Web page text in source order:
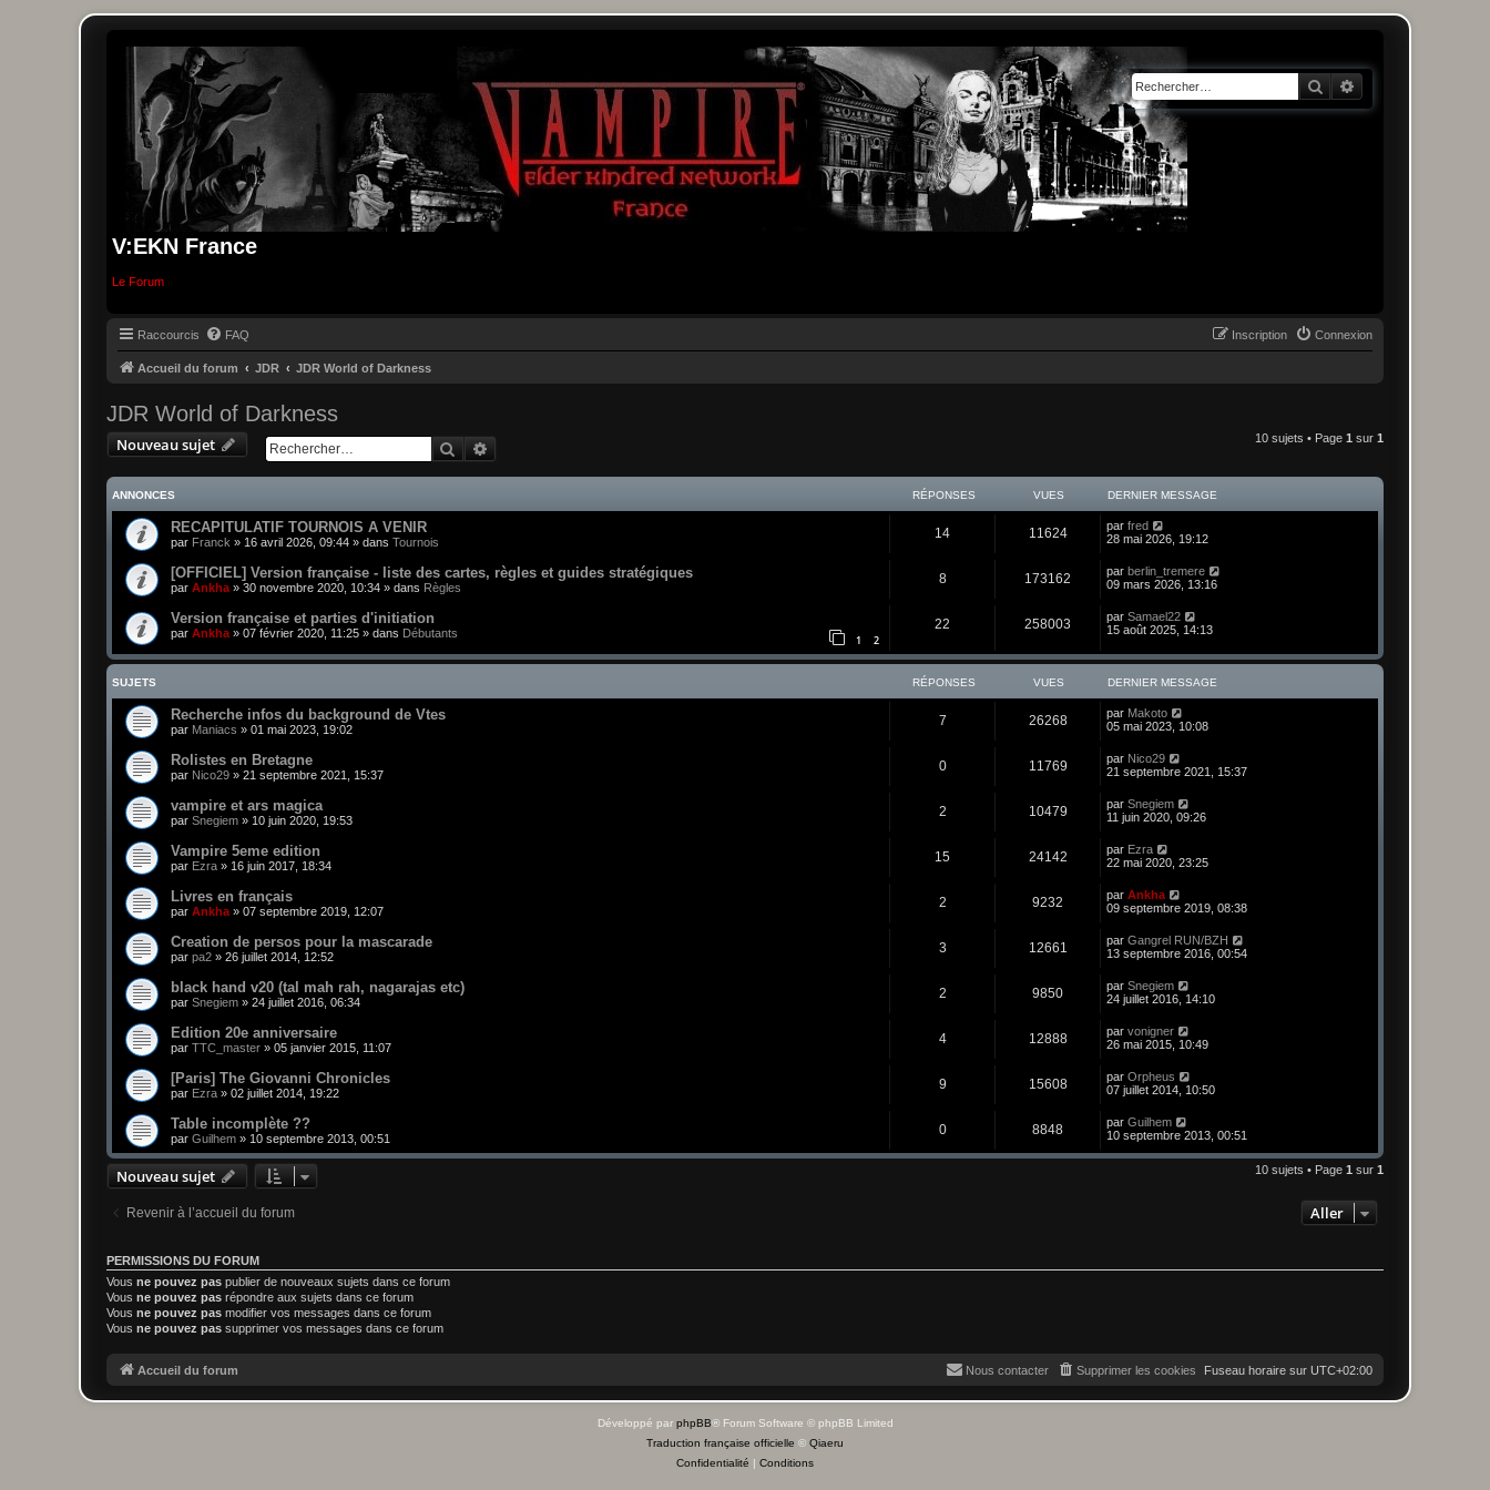
V:EKN France
Le Forum
Rechercher
Raccourcis FAQ Connexion
Inscription
Accueil du forum JDR JDR World of Darkness
JDR World of Darkness
Nouveau sujet Rechercher
10 sujets • Page 1 sur 1
ANNONCES RÉPONSES VUES DERNIER MESSAGE
RECAPITULATIF TOURNOIS A VENIR
par Franck » 16 avril 2026, 09:44 » dans Tournois
14 11624 par fred
28 mai 2026, 19:12
[OFFICIEL] Version française - liste des cartes, règles et guides stratégiques
par Ankha » 30 novembre 2020, 10:34 » dans Règles
8 173162 par berlin_tremere
09 mars 2026, 13:16
Version française et parties d'initiation
par Ankha » 07 février 2020, 11:25 » dans Débutants 1 2
22 258003 par Samael22
15 août 2025, 14:13
SUJETS RÉPONSES VUES DERNIER MESSAGE
Recherche infos du background de Vtes
par Maniacs » 01 mai 2023, 19:02
7 26268 par Makoto
05 mai 2023, 10:08
Rolistes en Bretagne
par Nico29 » 21 septembre 2021, 15:37
0 11769 par Nico29
21 septembre 2021, 15:37
vampire et ars magica
par Snegiem » 10 juin 2020, 19:53
2 10479 par Snegiem
11 juin 2020, 09:26
Vampire 5eme edition
par Ezra » 16 juin 2017, 18:34
15 24142 par Ezra
22 mai 2020, 23:25
Livres en français
par Ankha » 07 septembre 2019, 12:07
2 9232 par Ankha
09 septembre 2019, 08:38
Creation de persos pour la mascarade
par pa2 » 26 juillet 2014, 12:52
3 12661 par Gangrel RUN/BZH
13 septembre 2016, 00:54
black hand v20 (tal mah rah, nagarajas etc)
par Snegiem » 24 juillet 2016, 06:34
2 9850 par Snegiem
24 juillet 2016, 14:10
Edition 20e anniversaire
par TTC_master » 05 janvier 2015, 11:07
4 12888 par vonigner
26 mai 2015, 10:49
[Paris] The Giovanni Chronicles
par Ezra » 02 juillet 2014, 19:22
9 15608 par Orpheus
07 juillet 2014, 10:50
Table incomplète ??
par Guilhem » 10 septembre 2013, 00:51
0 8848 par Guilhem
10 septembre 2013, 00:51
Nouveau sujet 10 sujets • Page 1 sur 1
Revenir à l’accueil du forum Aller
PERMISSIONS DU FORUM
Vous ne pouvez pas publier de nouveaux sujets dans ce forum
Vous ne pouvez pas répondre aux sujets dans ce forum
Vous ne pouvez pas modifier vos messages dans ce forum
Vous ne pouvez pas supprimer vos messages dans ce forum
Accueil du forum Fuseau horaire sur UTC+02:00
Supprimer les cookies
Nous contacter
Développé par phpBB® Forum Software © phpBB Limited
Traduction française officielle © Qiaeru
Confidentialité | Conditions